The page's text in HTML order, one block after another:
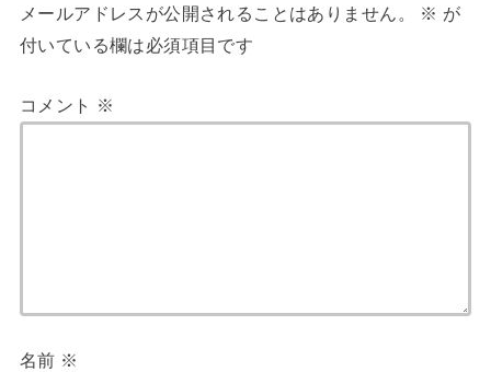
メールアドレスが公開されることはありません。 ※ が
付いている欄は必須項目です
コメント ※
名前 ※